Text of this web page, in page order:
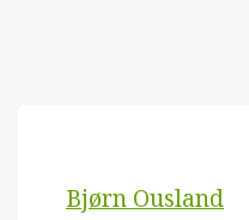
Bjørn Ousland